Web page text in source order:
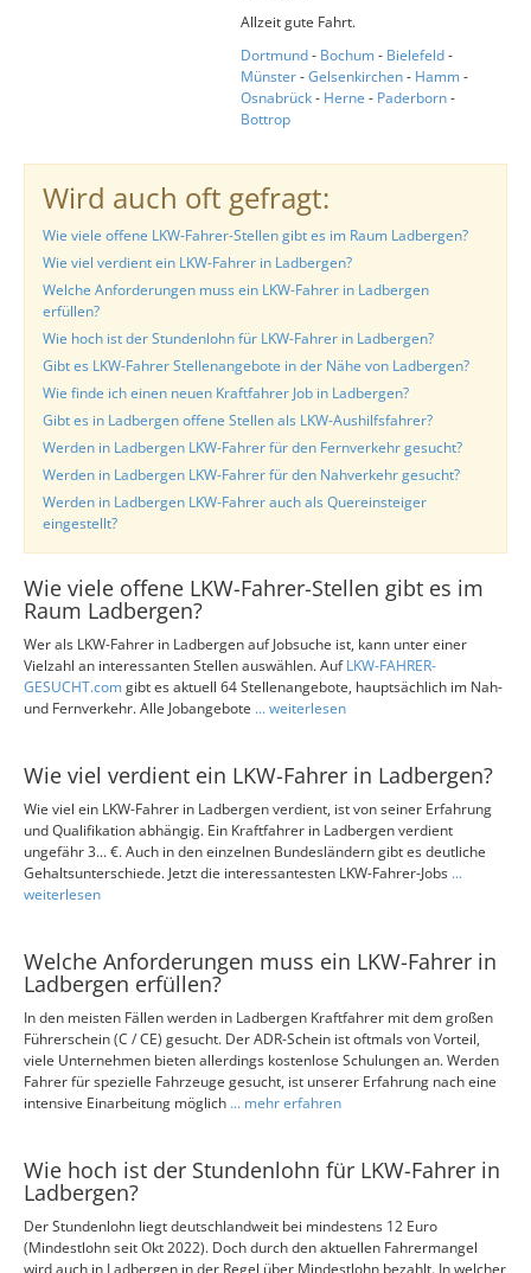
Allzeit gute Fahrt.
Dortmund- Bochum- Bielefeld-
Münster-Gelsenkirchen- Hamm-
Osnabrück- Herne - Paderborn-
Bottrop
Wird auch oft gefragt:
Wie viele offene LKW-Fahrer-Stellen gibt es im Raum Ladbergen?
Wie viel verdient ein LKW-Fahrer in Ladbergen?
Welche Anforderungen muss ein LKW-Fahrer in Ladbergen
erfüllen?
Wie hoch ist der Stundenlohn für LKW-Fahrer in Ladbergen?
Gibt es LKW-Fahrer Stellenangebote in der Nähe von Ladbergen?
Wie finde ich einen neuen Kraftfahrer Job in Ladbergen?
Gibt es in Ladbergen offene Stellen als LKW-Aushilfsfahrer?
Werden in Ladbergen LKW-Fahrer für den Fernverkehr gesucht?
Werden in Ladbergen LKW-Fahrer für den Nahverkehr gesucht?
Werden in Ladbergen LKW-Fahrer auch als Quereinsteiger
eingestellt?
Wie viele offene LKW-Fahrer-Stellen gibt es im
Raum Ladbergen?
Wer als LKW-Fahrer in Ladbergen auf Jobsuche ist, kann unter einer
Vielzahl an interessanten Stellen auswählen. AufLKW-FAHRER-
GESUCHT.comgibt es aktuell 64 Stellenangebote, hauptsächlich im Nah-
und Fernverkehr. Alle Jobangebote ... weiterlesen
Wie viel verdient ein LKW-Fahrer in Ladbergen?
Wie viel ein LKW-Fahrer in Ladbergen verdient, ist von seiner Erfahrung
und Qualifikation abhängig. Ein Kraftfahrer in Ladbergen verdient
ungefähr 3... €. Auch in den einzelnen Bundesländern gibt es deutliche
Gehaltsunterschiede. Jetzt die interessantesten LKW-Fahrer-Jobs ...
weiterlesen
Welche Anforderungen muss ein LKW-Fahrer in
Ladbergen erfüllen?
In den meisten Fällen werden in Ladbergen Kraftfahrer mit dem großen
Führerschein (C / CE) gesucht. Der ADR-Schein ist oftmals von Vorteil,
viele Unternehmen bieten allerdings kostenlose Schulungen an. Werden
Fahrer für spezielle Fahrzeuge gesucht, ist unserer Erfahrung nach eine
intensive Einarbeitung möglich ... mehr erfahren
Wie hoch ist der Stundenlohn für LKW-Fahrer in
Ladbergen?
Der Stundenlohn liegt deutschlandweit bei mindestens 12 Euro
(Mindestlohn seit Okt 2022). Doch durch den aktuellen Fahrermangel
wird auch in Ladbergen in der Regel über Mindestlohn bezahlt. In welcher